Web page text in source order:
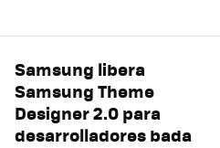
Samsung libera
Samsung Theme
Designer 2.0 para
desarrolladores bada